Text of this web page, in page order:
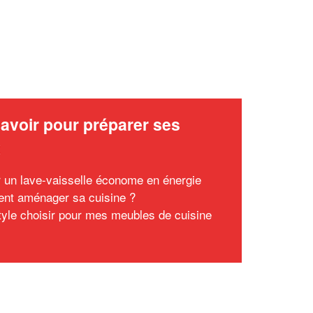
pour préparer ses
un lave-vaisselle économe en énergie
aménager sa cuisine ?
choisir pour mes meubles de cuisine